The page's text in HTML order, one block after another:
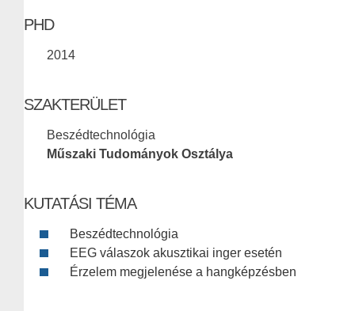
PHD
2014
SZAKTERÜLET
Beszédtechnológia
Műszaki Tudományok Osztálya
KUTATÁSI TÉMA
Beszédtechnológia
EEG válaszok akusztikai inger esetén
Érzelem megjelenése a hangképzésben